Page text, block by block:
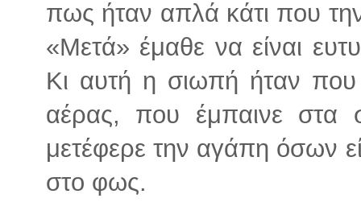
πως ήταν απλά κάτι που
«Μετά» έμαθε να είναι
Κι αυτή η σιωπή ήταν που
αέρας, που έμπαινε στα
μετέφερε την αγάπη όσων
στο φως.